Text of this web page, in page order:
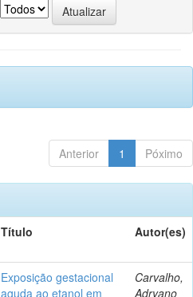
Anterior 1 Póximo
Título Autor(es)
Exposição gestacional
aguda ao etanol em
Carvalho,
Adryano